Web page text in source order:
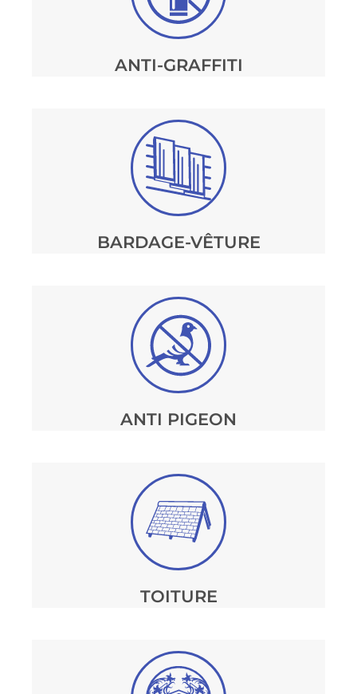
ANTI-GRAFFITI
BARDAGE-VÊTURE
ANTI PIGEON
TOITURE